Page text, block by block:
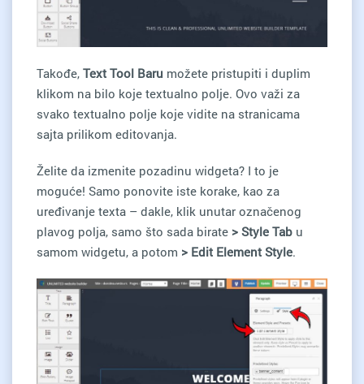
Takođe, Text Tool Baru možete pristupiti i duplim
klikom na bilo koje textualno polje. Ovo važi za
svako textualno polje koje vidite na stranicama
sajta prilikom editovanja.
Želite da izmenite pozadinu widgeta? I to je
moguće! Samo ponovite iste korake, kao za
uređivanje texta – dakle, klik unutar označenog
plavog polja, samo što sada birate > Style Tab u
samom widgetu, a potom > Edit Element Style.